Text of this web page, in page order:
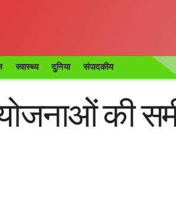
स्वास्थ्य दुनिया संपादकीय
की